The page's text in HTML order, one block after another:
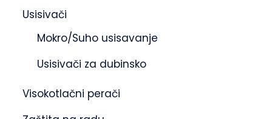
Usisivači
Mokro/Suho usisavanje
Usisivači za dubinsko
Visokotlačni perači